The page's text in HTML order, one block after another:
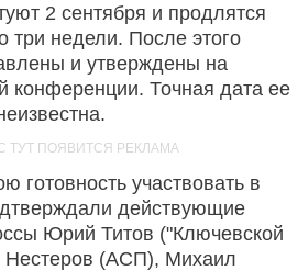
2 сентября и продлятся
три недели. После этого
и утверждены на
конференции. Точная дата ее
готовность участвовать в
действующие
Юрий Титов ("Ключевской
Нестеров (АСП), Михаил